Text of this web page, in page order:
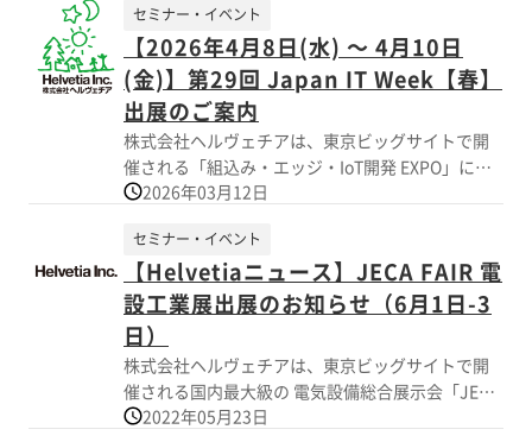
【2026年4月8日(水) ～ 4月10日
(金)】第29回 Japan IT Week【春】
出展のご案内
セミナー・イベント
株式会社ヘルヴェチアは、東京ビッグサイトで開
催される「組込み・エッジ・IoT開発 EXPO」に出
展いたします。 長年の実績に基づく産業用ハー
IoT化ソリューションまで、お客様の課題解決を幅
広くサポートします。 ■ 主な展示内容 1. Nessum
通信ソリューション（電力線・既設ケーブル活
用） 既存のケーブルを通信網に変えるアダプタお
よび制御モジュールのデモを実施します。 ・
VPLC-4000シリーズ ・Nessum-USB Type-C
Bridge 2. Neousys Technology 産業用PC（エッジ
AI） 過酷な環境下でも動作する、高性能なGPUコ
2026年03月12日
【Helvetiaニュース】JECA FAIR 電
設工業展出展のお知らせ（6月1日-3
日）
セミナー・イベント
株式会社ヘルヴェチアは、東京ビッグサイトで開
催される国内最大級の 電気設備総合展示会「JECA
FAIR 2022 ～第70回電設工業展～」へ出展致しま
2022年05月23日